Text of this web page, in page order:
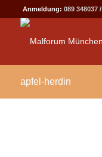
Anmeldung: 089 348037/
apfel-herdin